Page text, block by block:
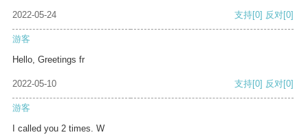
2022-05-24 支持[0] 反对[0]
游客
Hello, Greetings fr
2022-05-10 支持[0] 反对[0]
游客
I called you 2 times. W